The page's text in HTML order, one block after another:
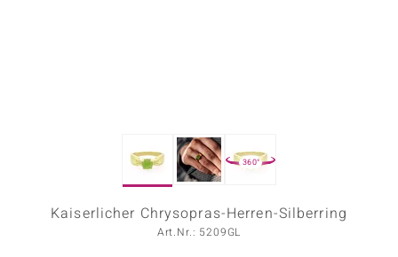
360°
Kaiserlicher Chrysopras-Herren-Silberring
Art.Nr.: 5209GL